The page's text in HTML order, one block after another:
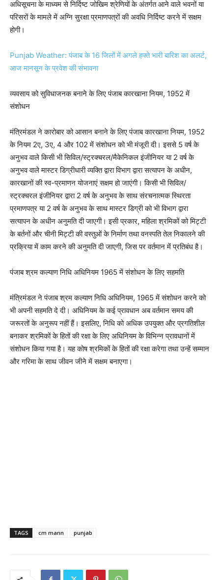
अधिसूचना के माध्यम से निर्दिष्ट जोखिम श्रेणियों के अंतर्गत आने वाले भवनों या
परिसरों के मामले में अग्नि सुरक्षा प्रमाणपत्रों की अवधि निर्दिष्ट करने में सक्षम
होगी।
Punjab Weather: पंजाब के 16 जिलों में अगले हफ्ते भारी बारिश का अलर्ट,
आज मानसून के प्रवेश की संभावना
व्यवसाय को सुविधाजनक बनाने के लिए पंजाब कारखाना नियम, 1952 में
संशोधन
मंत्रिमंडल ने कारोबार को आसान बनाने के लिए पंजाब कारखाना नियम, 1952
के नियम 2ए, 3ए, 4 और 102 में संशोधन को भी मंजूरी दी। इससे 5 वर्ष के
अनुभव वाले किसी भी सिविल/स्ट्रक्चरल/मैकेनिकल इंजीनियर या 2 वर्ष के
अनुभव वाले मास्टर डिग्रीधारी व्यक्ति द्वारा विभाग द्वारा सत्यापन के अधीन,
कारखानों की स्व-प्रमाणन योजनाएं सक्षम हो जाएंगी। किसी भी सिविल/
स्ट्रक्चरल इंजीनियर द्वारा 2 वर्ष के अनुभव के साथ संरचनात्मक स्थिरता
प्रमाणपत्र या 2 वर्ष के अनुभव के साथ मास्टर डिग्री को भी विभाग द्वारा
सत्यापन के अधीन अनुमति दी जाएगी। इसी प्रकार, महिला श्रमिकों को मिट्टी
के बर्तनों और चीनी मिट्टी की वस्तुओं के निर्माण तथा वनस्पति तेल निकालने की
प्रक्रिया में काम करने की अनुमति दी जाएगी, जिस पर वर्तमान में प्रतिबंध है।
पंजाब श्रम कल्याण निधि अधिनियम 1965 में संशोधन के लिए सहमति
मंत्रिमंडल ने पंजाब श्रम कल्याण निधि अधिनियम, 1965 में संशोधन करने को
भी अपनी सहमति दे दी। अधिनियम के कई प्रावधान अब वर्तमान समय की
जरूरतों के अनुरूप नहीं हैं। इसलिए, निधि को अधिक उपयुक्त और प्रगतिशील
बनाकर श्रमिकों के हितों की रक्षा के लिए अधिनियम के विभिन्न प्रावधानों में
संशोधन किया गया है। यह कोष श्रमिकों के हितों की रक्षा करेगा तथा उन्हें सम्मान
और गरिमा के साथ जीवन जीने में सक्षम बनाएगा।
TAGS cm mann punjab